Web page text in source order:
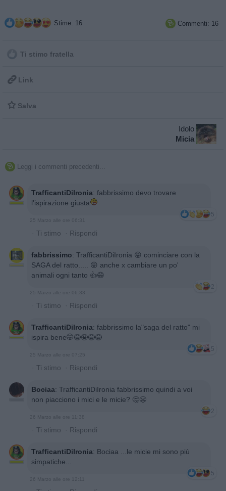
Stime: 16  Commenti: 16
Ti stimo fratella
 Link
 Salva
Idolo
Micia
 Leggi i commenti precedenti...
TrafficantiDiIronia: fabbrissimo devo trovare
l'ispirazione giusta
5
25 Marzo alle ore 06:31
· Ti stimo · Rispondi
fabbrissimo: TrafficantiDiIronia 😝 cominciare con la
SAGA del ratto..... 😝 anche x cambiare un po'
animali ogni tanto 👍😄
2
25 Marzo alle ore 06:33
· Ti stimo · Rispondi
TrafficantiDiIronia: fabbrissimo la"saga del ratto" mi
ispira bene🤭😂🤪😂😂
5
25 Marzo alle ore 07:25
· Ti stimo · Rispondi
Bociaa: TrafficantiDiIronia fabbrissimo quindi a voi
non piacciono i mici e le micie? 🤔😬
2
26 Marzo alle ore 11:38
· Ti stimo · Rispondi
TrafficantiDiIronia: Bociaa ...le micie mi sono più
simpatiche...
5
26 Marzo alle ore 12:11